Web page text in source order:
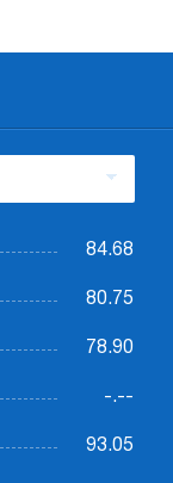
84.68
80.75
78.90
-.--
93.05